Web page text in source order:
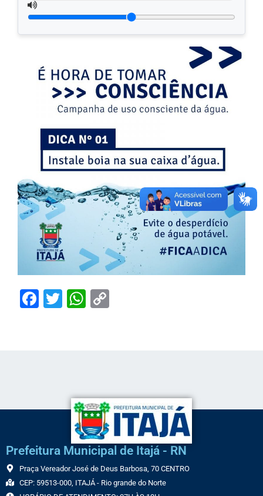
Facebook
TwitterWhatsApp
Prefeitura Municipal de Itajá - RN
Praça Vereador José de Deus Barbosa, 70 CENTRO
CEP: 59513-000, ITAJÁ - Rio grande do Norte